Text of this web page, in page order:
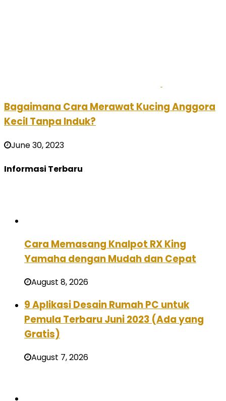
Bagaimana Cara Merawat Kucing Anggora
Kecil Tanpa Induk?
June 30, 2023
Informasi Terbaru
Cara Memasang Knalpot RX King
Yamaha dengan Mudah dan Cepat
August 8, 2026
9 Aplikasi Desain Rumah PC untuk
Pemula Terbaru Juni 2023 (Ada yang
Gratis)
August 7, 2026